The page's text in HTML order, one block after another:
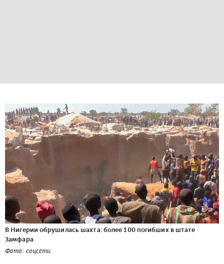
В Нигерии обрушилась шахта: более 100 погибших в штате
Замфара
Фото: соцсети